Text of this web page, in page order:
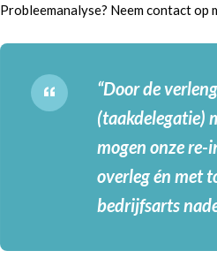
Probleemanalyse? Neem contact
“Door de
(taakdelegatie)
mogen onze
overleg én met
bedrijfsarts